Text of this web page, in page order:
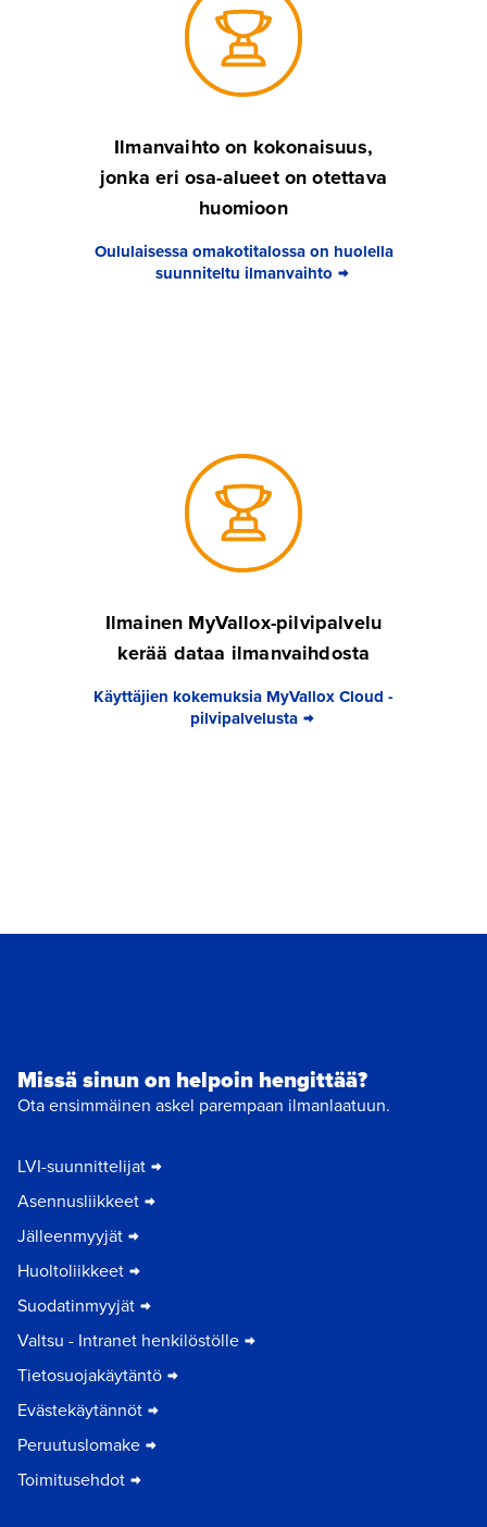
Ilmanvaihto on kokonaisuus,
jonka eri osa-alueet on otettava
huomioon
Oululaisessa omakotitalossa on huolella
suunniteltu ilmanvaihto
Ilmainen MyVallox-pilvipalvelu
kerää dataa ilmanvaihdosta
Käyttäjien kokemuksia MyVallox Cloud -
pilvipalvelusta
Missä sinun on helpoin hengittää?
Ota ensimmäinen askel parempaan ilmanlaatuun.
LVI-suunnittelijat
Asennusliikkeet
Jälleenmyyjät
Huoltoliikkeet
Suodatinmyyjät
Valtsu - Intranet henkilöstölle
Tietosuojakäytäntö
Evästekäytännöt
Peruutuslomake
Toimitusehdot